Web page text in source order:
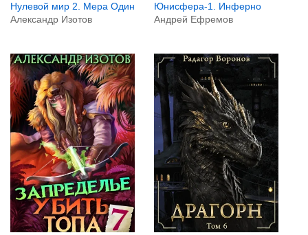
Нулевой мир 2. Мера Один
Александр Изотов
Юнисфера-1. Инферно
Андрей Ефремов